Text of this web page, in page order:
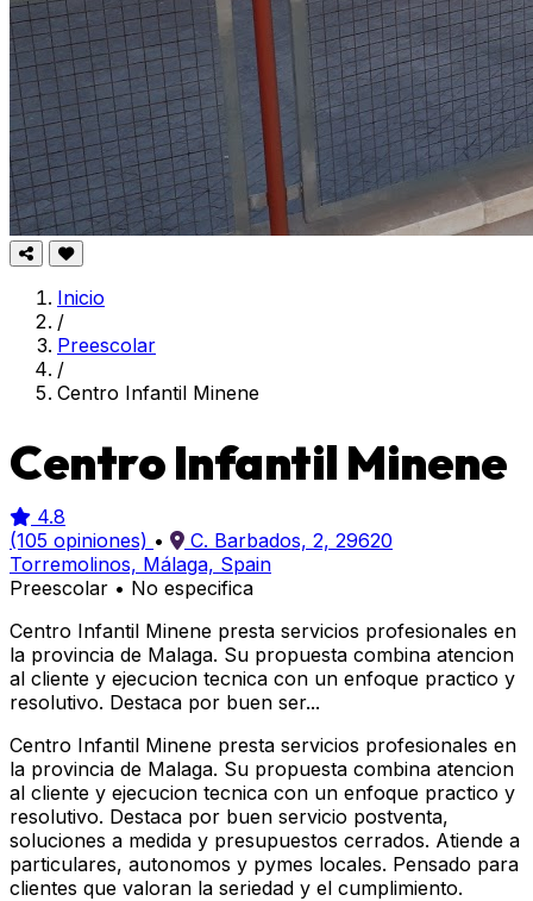
Inicio
/
Preescolar
/
Centro Infantil Minene
Centro Infantil Minene
4.8
(105 opiniones) •
C. Barbados, 2, 29620
Torremolinos, Málaga, Spain
Preescolar • No especifica
Centro Infantil Minene presta servicios profesionales en
la provincia de Malaga. Su propuesta combina atencion
al cliente y ejecucion tecnica con un enfoque practico y
resolutivo. Destaca por buen ser...
Centro Infantil Minene presta servicios profesionales en
la provincia de Malaga. Su propuesta combina atencion
al cliente y ejecucion tecnica con un enfoque practico y
resolutivo. Destaca por buen servicio postventa,
soluciones a medida y presupuestos cerrados. Atiende a
particulares, autonomos y pymes locales. Pensado para
clientes que valoran la seriedad y el cumplimiento.